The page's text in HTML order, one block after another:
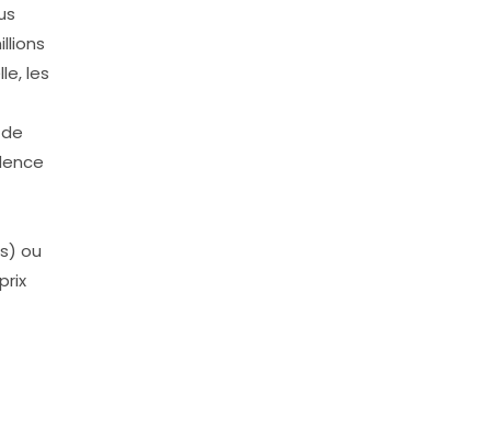
les
ou